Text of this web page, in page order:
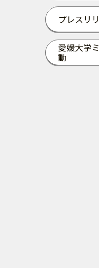
プレスリ
愛媛大学
動